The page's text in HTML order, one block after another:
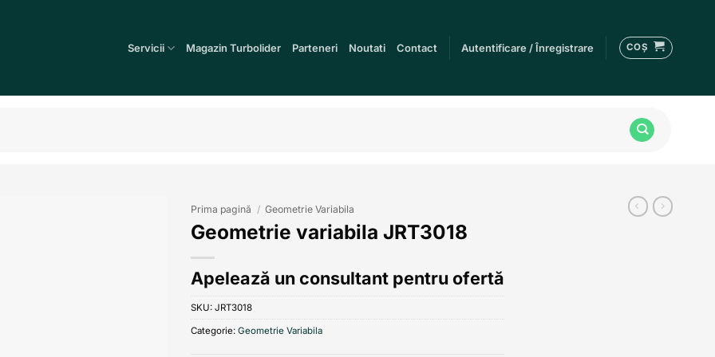
Servicii Magazin Turbolider Parteneri Noutati Contact Autentificare / Înregistrare COȘ
Prima pagină / Geometrie Variabila
Geometrie variabila JRT3018
Apelează un consultant pentru ofertă
SKU: JRT3018
Categorie: Geometrie Variabila